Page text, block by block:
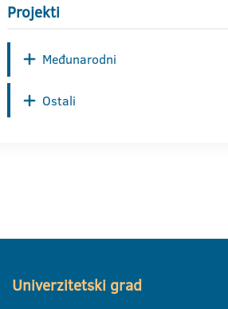
Projekti
Međunarodni
Ostali
Univerzitetski grad